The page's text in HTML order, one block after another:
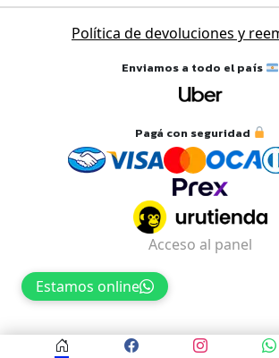
Política de devoluciones y
Enviamos a todo el país
Pagá con seguridad
Estamos online
Acceso al panel
Tu carrito está
Agregá un producto y